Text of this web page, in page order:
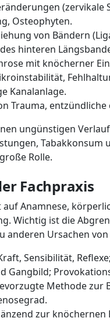
(zervikale
Osteophyten.
von Bändern
hinteren
mit knöcherner
Kanalanlage.
Trauma,
ungünstigen
Tabakkonsum
Rolle.
Fachpraxis
auf Anamnese,
Wichtig ist die
anderen Ursachen
Sensibilität,
Gangbild;
Methode
zur